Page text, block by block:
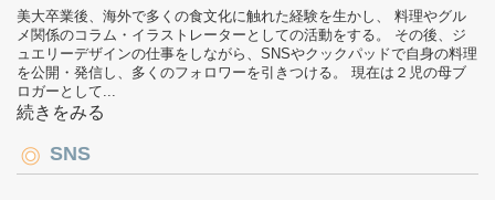
美大卒業後、海外で多くの食文化に触れた経験を生かし、 料理やグル
メ関係のコラム・イラストレーターとしての活動をする。 その後、ジ
ュエリーデザインの仕事をしながら、SNSやクックパッドで自身の料理
を公開・発信し、多くのフォロワーを引きつける。 現在は２児の母ブ
ロガーとして...
続きをみる
SNS